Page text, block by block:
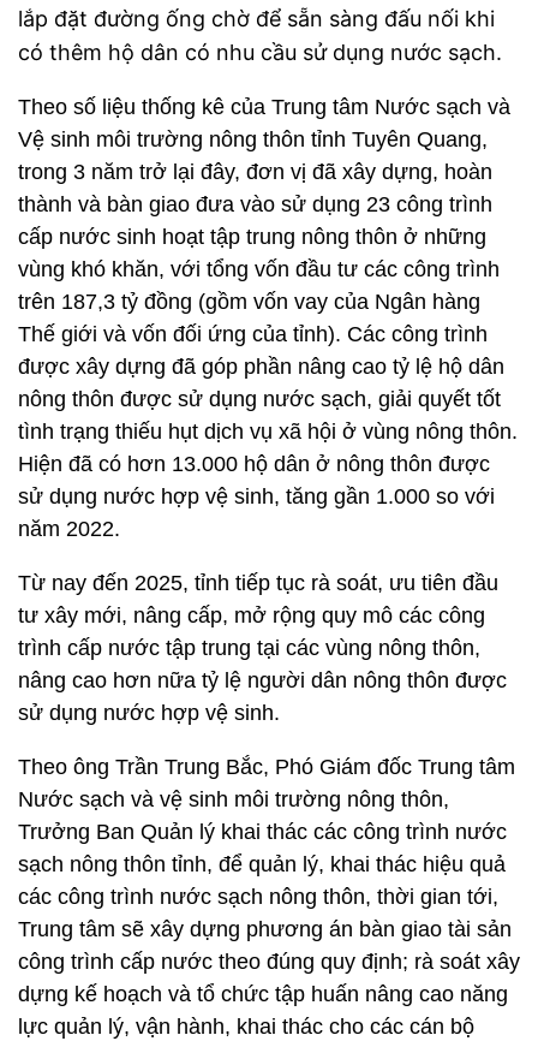
lắp đặt đường ống chờ để sẵn sàng đấu nối khi
có thêm hộ dân có nhu cầu sử dụng nước sạch.
Theo số liệu thống kê của Trung tâm Nước sạch và
Vệ sinh môi trường nông thôn tỉnh Tuyên Quang,
trong 3 năm trở lại đây, đơn vị đã xây dựng, hoàn
thành và bàn giao đưa vào sử dụng 23 công trình
cấp nước sinh hoạt tập trung nông thôn ở những
vùng khó khăn, với tổng vốn đầu tư các công trình
trên 187,3 tỷ đồng (gồm vốn vay của Ngân hàng
Thế giới và vốn đối ứng của tỉnh). Các công trình
được xây dựng đã góp phần nâng cao tỷ lệ hộ dân
nông thôn được sử dụng nước sạch, giải quyết tốt
tình trạng thiếu hụt dịch vụ xã hội ở vùng nông thôn.
Hiện đã có hơn 13.000 hộ dân ở nông thôn được
sử dụng nước hợp vệ sinh, tăng gần 1.000 so với
năm 2022.
Từ nay đến 2025, tỉnh tiếp tục rà soát, ưu tiên đầu
tư xây mới, nâng cấp, mở rộng quy mô các công
trình cấp nước tập trung tại các vùng nông thôn,
nâng cao hơn nữa tỷ lệ người dân nông thôn được
sử dụng nước hợp vệ sinh.
Theo ông Trần Trung Bắc, Phó Giám đốc Trung tâm
Nước sạch và vệ sinh môi trường nông thôn,
Trưởng Ban Quản lý khai thác các công trình nước
sạch nông thôn tỉnh, để quản lý, khai thác hiệu quả
các công trình nước sạch nông thôn, thời gian tới,
Trung tâm sẽ xây dựng phương án bàn giao tài sản
công trình cấp nước theo đúng quy định; rà soát xây
dựng kế hoạch và tổ chức tập huấn nâng cao năng
lực quản lý, vận hành, khai thác cho các cán bộ